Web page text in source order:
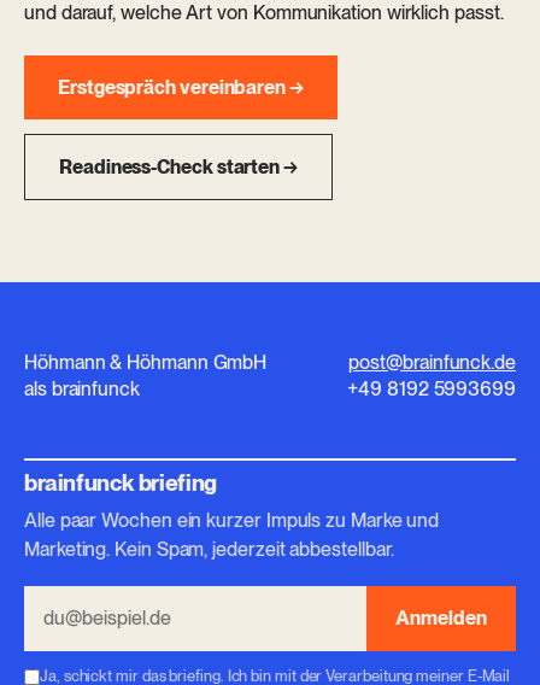
und darauf, welche Art von Kommunikation wirklich passt.
Erstgespräch vereinbaren →
Readiness-Check starten →
Höhmann & Höhmann GmbH
als brainfunck
post@brainfunck.de
+49 8192 5993699
brainfunck briefing
Alle paar Wochen ein kurzer Impuls zu Marke und
Marketing. Kein Spam, jederzeit abbestellbar.
Anmelden
Ja, schickt mir das briefing. Ich bin mit der Verarbeitung meiner E-Mail